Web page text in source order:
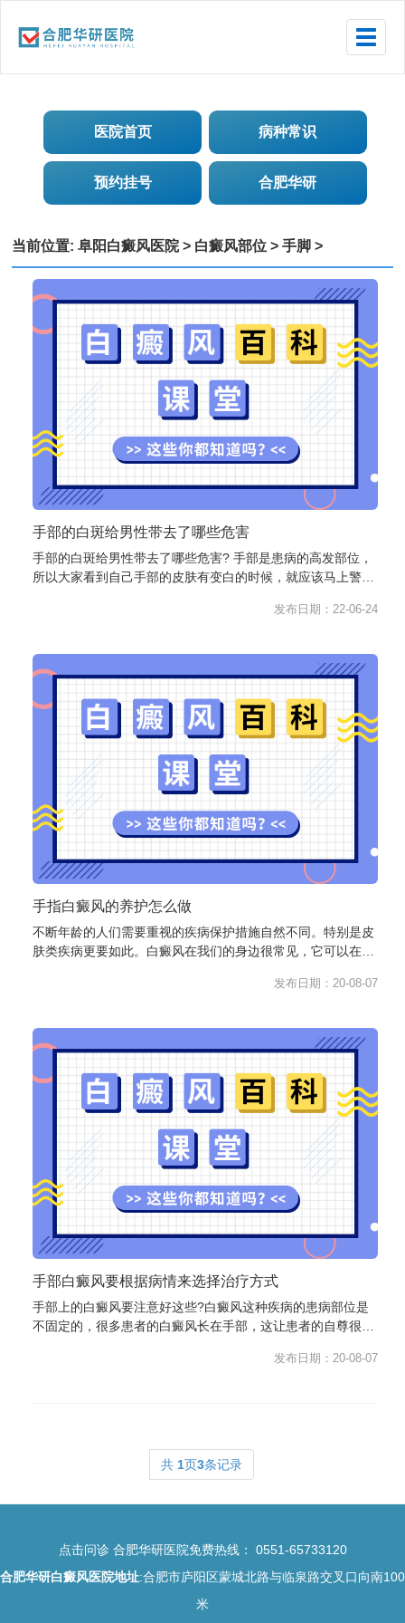
Toggle
医院首页 病种常识
预约挂号 合肥华研
当前位置: 阜阳白癜风医院> 白癜风部位 >手脚 >
手部的白斑给男性带去了哪些危害
手部的白斑给男性带去了哪些危害? 手部是患病的高发部位，
所以大家看到自己手部的皮肤有变白的时候，就应该马上警惕
发布日期：22-06-24
手指白癜风的养护怎么做
不断年龄的人们需要重视的疾病保护措施自然不同。特别是皮
肤类疾病更要如此。白癜风在我们的身边很常见，它可以在任
发布日期：20-08-07
手部白癜风要根据病情来选择治疗方式
手部上的白癜风要注意好这些?白癜风这种疾病的患病部位是
不固定的，很多患者的白癜风长在手部，这让患者的自尊很受
发布日期：20-08-07
共 1页3条记录
点击问诊合肥华研医院免费热线： 0551-65733120
合肥华研白癜风医院地址:合肥市庐阳区蒙城北路与临泉路交叉口向南100
米